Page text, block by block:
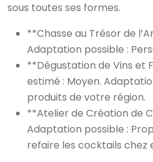
sous toutes ses formes.
**Chasse au Trésor de
Adaptation possible :
**Dégustation de Vins et
estimé : Moyen.
produits de votre région.
**Atelier de Création de
Adaptation possible :
refaire les cocktails chez